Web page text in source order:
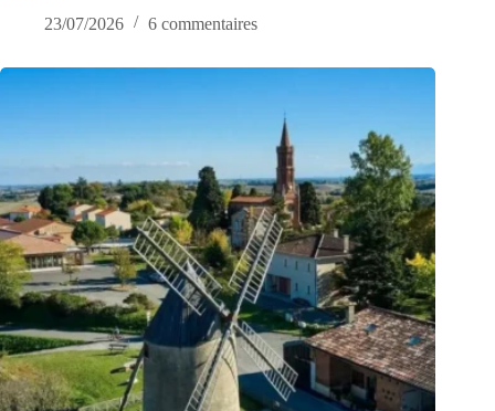
23/07/2026
6 commentaires